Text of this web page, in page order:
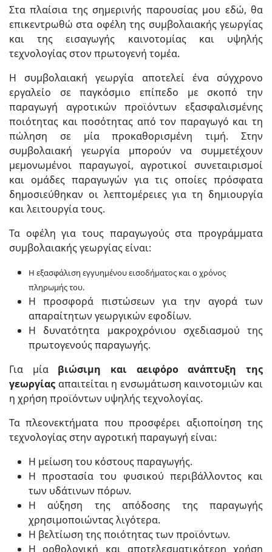
Στα πλαίσια της σημερινής παρουσίας μου εδώ, θα
επικεντρωθώ στα οφέλη της συμβολαιακής γεωργίας
και της εισαγωγής καινοτομίας και υψηλής
τεχνολογίας στον πρωτογενή τομέα.
Η συμβολαιακή γεωργία αποτελεί ένα σύγχρονο
εργαλείο σε παγκόσμιο επίπεδο με σκοπό την
παραγωγή αγροτικών προϊόντων εξασφαλισμένης
ποιότητας και ποσότητας από τον παραγωγό και τη
πώληση σε μία προκαθορισμένη τιμή. Στην
συμβολαιακή γεωργία μπορούν να συμμετέχουν
μεμονωμένοι παραγωγοί, αγροτικοί συνεταιρισμοί
και ομάδες παραγωγών για τις οποίες πρόσφατα
δημοσιεύθηκαν οι λεπτομέρειες για τη δημιουργία
και λειτουργία τους.
Τα οφέλη για τους παραγωγούς στα προγράμματα
συμβολαιακής γεωργίας είναι:
Η εξασφάλιση εγγυημένου εισοδήματος και ο χρόνος
πληρωμής του.
Η προσφορά πιστώσεων για την αγορά των
απαραίτητων γεωργικών εφοδίων.
Η δυνατότητα μακροχρόνιου σχεδιασμού της
πρωτογενούς παραγωγής.
Για μία βιώσιμη και αειφόρο ανάπτυξη της
γεωργίας απαιτείται η ενσωμάτωση καινοτομιών και
η χρήση προϊόντων υψηλής τεχνολογίας.
Τα πλεονεκτήματα που προσφέρει αξιοποίηση της
τεχνολογίας στην αγροτική παραγωγή είναι:
Η μείωση του κόστους παραγωγής.
Η προστασία του φυσικού περιβάλλοντος και
των υδάτινων πόρων.
Η αύξηση της απόδοσης της παραγωγής
χρησιμοποιώντας λιγότερα.
Η βελτίωση της ποιότητας των προϊόντων.
Η ορθολογική και αποτελεσματικότερη χρήση